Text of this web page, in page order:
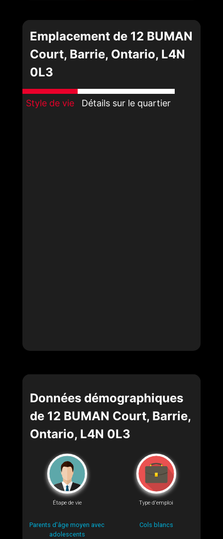
Emplacement de 12 BUMAN
Court, Barrie, Ontario, L4N
0L3
Style de vie Détails sur le quartier
Données démographiques
de 12 BUMAN Court, Barrie,
Ontario, L4N 0L3
Étape de vie
Parents d'âge moyen avec
adolescents
Type d'emploi
Cols blancs